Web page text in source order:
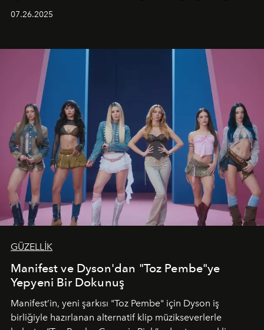
07.26.2025
GÜZELLİK
Manifest ve Dyson'dan "Toz Pembe"ye
Yepyeni Bir Dokunuş
Manifest’in, yeni şarkısı "Toz Pembe" için Dyson iş
birliğiyle hazırlanan alternatif klip müzikseverlerle